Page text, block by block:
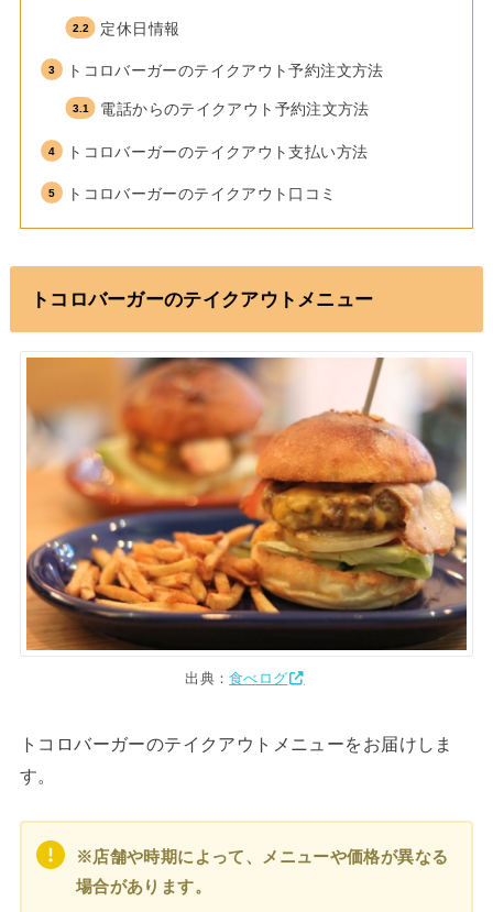
定休日情報
トコロバーガーのテイクアウト予約注文方法
電話からのテイクアウト予約注文方法
トコロバーガーのテイクアウト支払い方法
トコロバーガーのテイクアウト口コミ
トコロバーガーのテイクアウトメニュー
出典：食べログ
トコロバーガーのテイクアウトメニューをお届けしま
す。
※店舗や時期によって、メニューや価格が異なる
場合があります。